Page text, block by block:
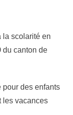
la scolarité en
du canton de
pour des enfants
les vacances